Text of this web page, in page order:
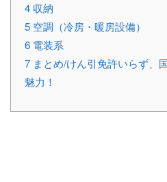
4 収納
5 空調（冷房・暖房設備）
6 電装系
7 まとめ/けん引免許いらず、
魅力！